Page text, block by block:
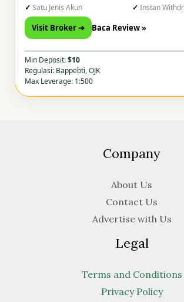
Satu Jenis Akun
Instan
Visit Broker ➜ Baca Review »
Min Deposit:$10
Regulasi: Bappebti, OJK
Max Leverage: 1:500
Company
About Us
Contact Us
Advertise with Us
Legal
Terms and Conditions
Privacy Policy